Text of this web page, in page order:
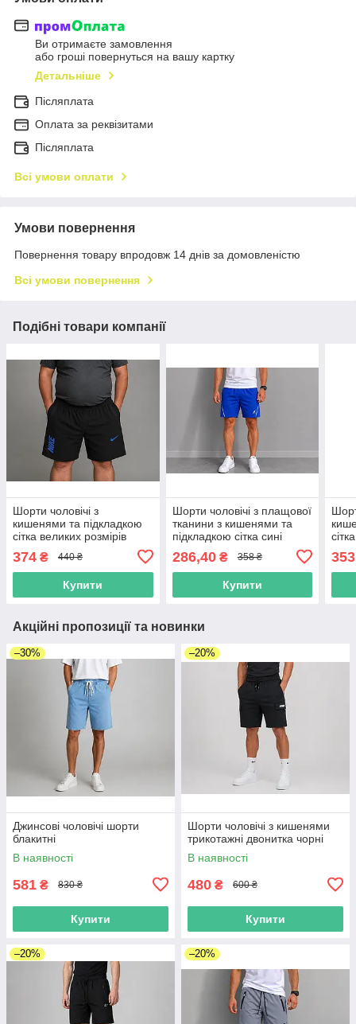
Ви отримаєте замовлення
або гроші повернуться на вашу картку
Детальніше
Післяплата
Оплата за реквізитами
Післяплата
Всі умови оплати
Умови повернення
Повернення товару впродовж 14 днів за домовленістю
Всі умови повернення
Подібні товари компанії
Шорти чоловічі з
кишенями та підкладкою
сітка великих розмірів
374 ₴ 440 ₴
Купити
Шорти чоловічі з плащової
тканини з кишенями та
підкладкою сітка сині
286,40₴ 358 ₴
Купити
Акційні пропозиції та новинки
–30%
Джинсові чоловічі шорти
блакитні
В наявності
581 ₴ 830 ₴
Купити
–20%
Шорти чоловічі з кишенями
трикотажні двонитка чорні
В наявності
480 ₴ 600 ₴
Купити
–20% –20%